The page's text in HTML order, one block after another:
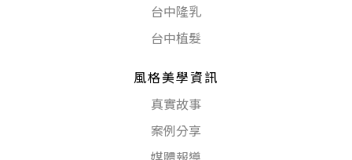
台中隆乳
台中植髮
風格美學資訊
真實故事
案例分享